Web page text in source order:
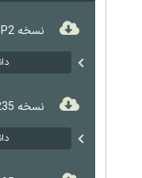
نسخه v.7.3.8.2235.SP2 - ویندوز
نسخه v.7.3.8.2235 - ویندوز